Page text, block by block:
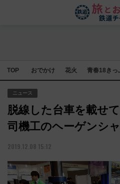
TOP おでかけ 花火 青春18きっ
ニュース
脱線した台車を載せ
司機工のヘーゲンシ
2019.12.08 15:12